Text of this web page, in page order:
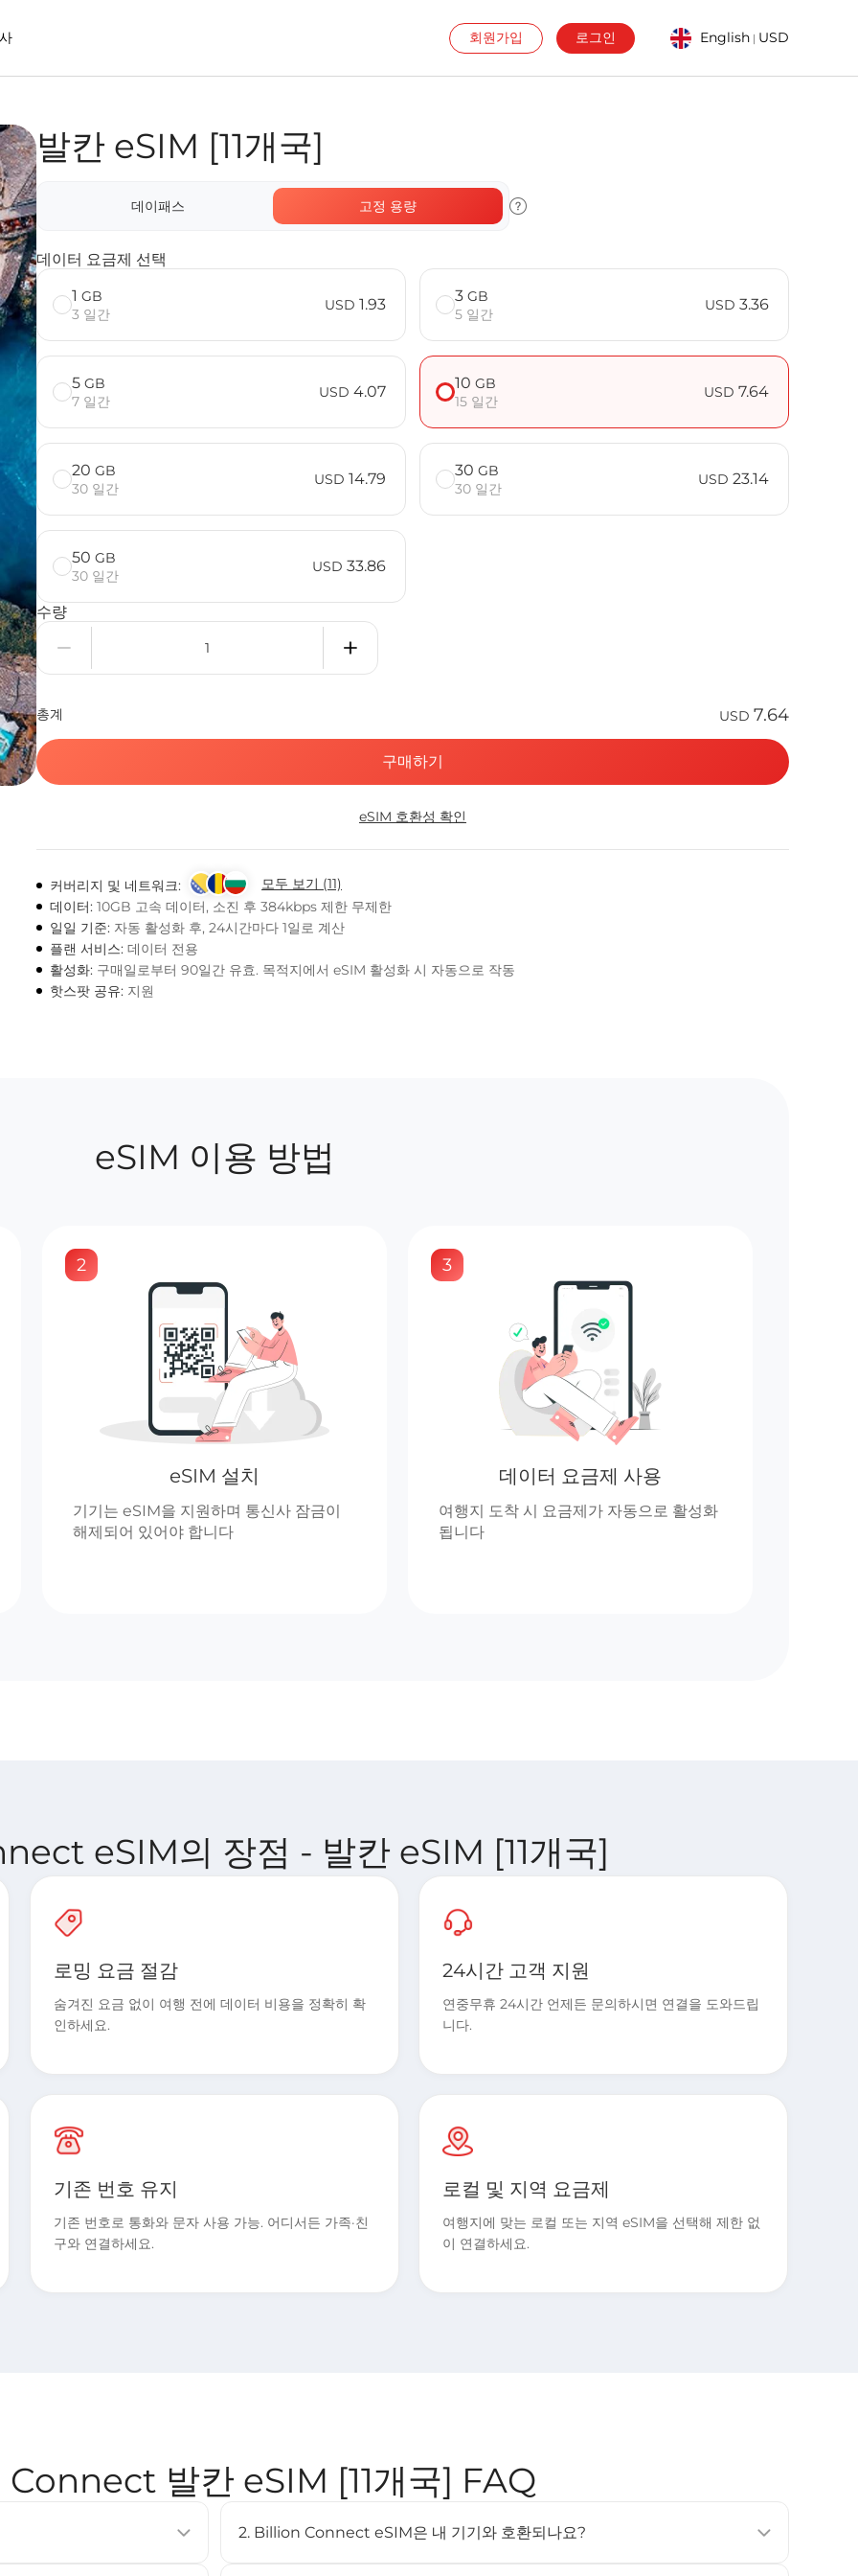
회원가입 로그인 English | USD
의 장점
발칸 eSIM [11개국]
데이패스 고정 용량
데이터 요금제 선택
1 GB
3 일간
USD 1.93 3 GB
5 일간
USD 3.36
5 GB
7 일간
USD 4.07 10 GB
15 일간
USD 7.64
20 GB
30 일간
USD 14.79 30 GB
30 일간
USD 23.14
50 GB
30 일간
USD 33.86
수량
총계 USD 7.64
구매하기
eSIM 호환성 확인
커버리지 및 네트워크:
모두 보기 (11)
데이터: 10GB 고속 데이터, 소진 후 384kbps 제한 무제한
일일 기준: 자동 활성화 후, 24시간마다 1일로 계산
플랜 서비스: 데이터 전용
활성화: 구매일로부터 90일간 유효. 목적지에서 eSIM 활성화 시 자동으로 작동
핫스팟 공유: 지원
eSIM 이용 방법
2
eSIM 설치
기기는 eSIM을 지원하며 통신사 잠금이
해제되어 있어야 합니다
3
데이터 요금제 사용
여행지 도착 시 요금제가 자동으로 활성화
됩니다
eSIM의 장점 - 발칸 eSIM [11개국]
로밍 요금 절감
숨겨진 요금 없이 여행 전에 데이터 비용을 정확히 확
인하세요.
24시간 고객 지원
연중무휴 24시간 언제든 문의하시면 연결을 도와드립
니다.
기존 번호 유지
기존 번호로 통화와 문자 사용 가능. 어디서든 가족·친
구와 연결하세요.
로컬 및 지역 요금제
여행지에 맞는 로컬 또는 지역 eSIM을 선택해 제한 없
이 연결하세요.
발칸 eSIM [11개국] FAQ
2. Billion Connect eSIM은 내 기기와 호환되나요?